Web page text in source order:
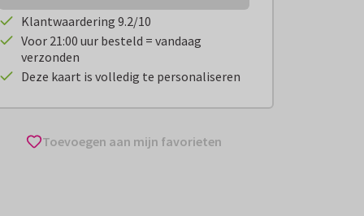
Klantwaardering 9.2/10
Voor 21:00 uur besteld = vandaag
verzonden
Deze kaart is volledig te personaliseren
Toevoegen aan mijn favorieten